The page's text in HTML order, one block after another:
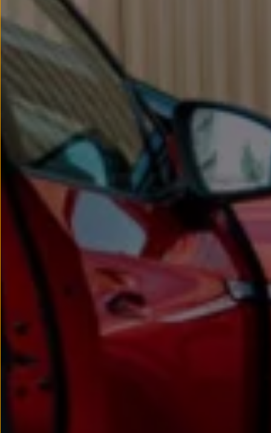
Todo sobre tu Volkswagen
Tu coche conectado
Luces de advertencia
Manuales del coche
Información sobre EA189
Accede a My Volkswagen
Todo sobre tu Volkswagen
Información sobre Diésel XTL
Suscripción de mantenimiento Long Drive
Modelos anteriores
Scirocco
Jetta
Sharan
Polo
Passat
Tiguan
Touareg
Touran
Asistencia en carretera